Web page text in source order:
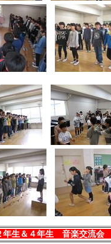
年生＆４年生 音楽交流会